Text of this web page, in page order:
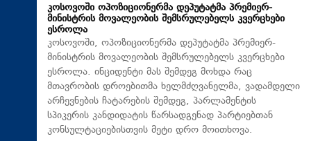
კოსოვოში ოპოზიციონერმა დეპუტატმა პრემიერ-
მინისტრის მოვალეობის შემსრულებელს კვერცხები
ესროლა
კოსოვოში, ოპოზიციონერმა დეპუტატმა პრემიერ-
მინისტრის მოვალეობის შემსრულებელს კვერცხები
ესროლა. ინციდენტი მას შემდეგ მოხდა რაც
მთავრობის დროებითმა ხელმძღვანელმა, ვადამდელი
არჩევნების ჩატარების შემდეგ, პარლამენტის
სპიკერის კანდიდატის წარსადგენად პარტიებთან
კონსულტაციებისთვის მეტი დრო მოითხოვა.